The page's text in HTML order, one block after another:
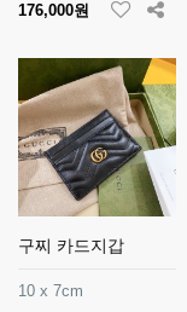
176,000원
구찌 카드지갑
10 x 7cm